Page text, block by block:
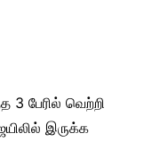
பேரில் வெற்றி
இருக்க